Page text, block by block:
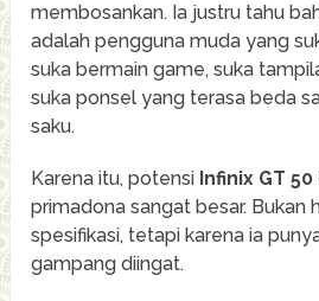
membosankan. Ia justru tahu
adalah pengguna muda yang
suka bermain game, suka
suka ponsel yang terasa beda
saku.
Karena itu, potensi Infinix GT 50
primadona sangat besar. Bukan
spesifikasi, tetapi karena ia
gampang diingat.